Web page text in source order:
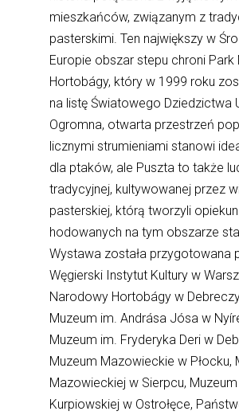
mieszkańców, związanym z
pasterskimi. Ten największy w
Europie obszar stepu chroni
Hortobágy, który w 1999 roku
na listę Światowego Dziedzictwa
Ogromna, otwarta przestrzeń
licznymi strumieniami stanowi
dla ptaków, ale Puszta to także
tradycyjnej, kultywowanej przez
pasterskiej, którą tworzyli
hodowanych na tym obszarze
Wystawa została przygotowana
Węgierski Instytut Kultury w
Narodowy Hortobágy w
Muzeum im. Andrása Jósa w
Muzeum im. Fryderyka Deri w
Muzeum Mazowieckie w Płocku,
Mazowieckiej w Sierpcu,
Kurpiowskiej w Ostrołęce,